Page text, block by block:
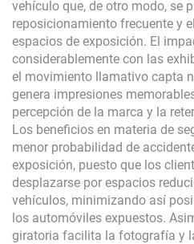
vehículo que, de otro modo, se
reposicionamiento frecuente y
espacios de exposición. El
considerablemente con las
el movimiento llamativo capta
genera impresiones
percepción de la marca y la
Los beneficios en materia de
menor probabilidad de
exposición, puesto que los
desplazarse por espacios
vehículos, minimizando así
los automóviles expuestos.
giratoria facilita la fotografía y